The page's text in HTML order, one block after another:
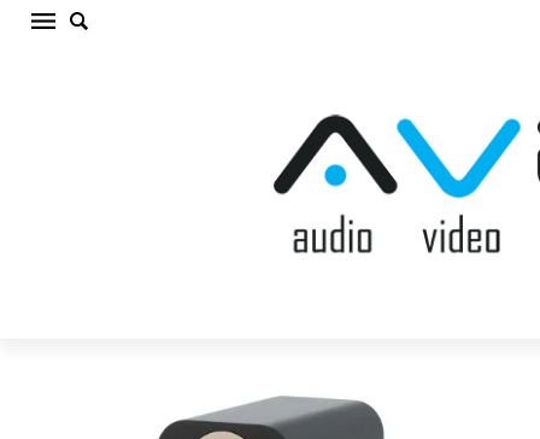
Q ACOUSTICS QA 3010c SATIN BLACK Plaukta
akustiskā sistēma (cena par gab.)